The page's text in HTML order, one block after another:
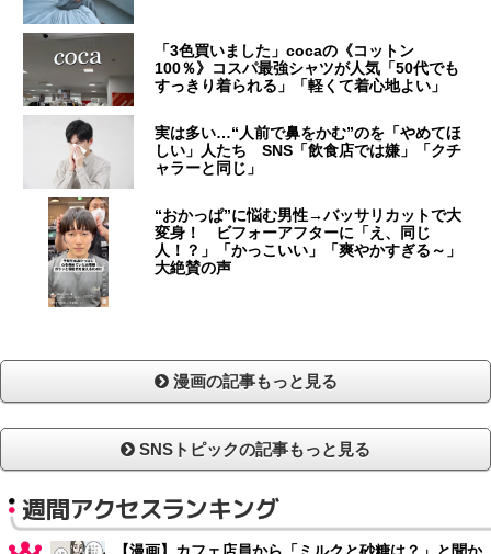
「3色買いました」cocaの《コットン
100％》コスパ最強シャツが人気「50代でも
すっきり着られる」「軽くて着心地よい」
実は多い…“人前で鼻をかむ”のを「やめてほ
しい」人たち SNS「飲食店では嫌」「クチ
ャラーと同じ」
“おかっぱ”に悩む男性→バッサリカットで大
変身！ ビフォーアフターに「え、同じ
人！？」「かっこいい」「爽やかすぎる～」
大絶賛の声
漫画の記事もっと見る
SNSトピックの記事もっと見る
週間アクセスランキング